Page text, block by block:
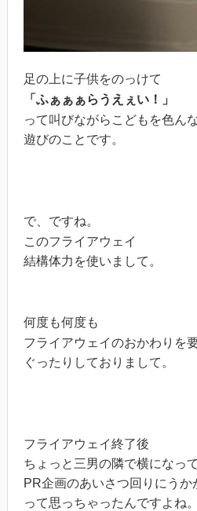
足の上に子供をのっけて
「ふぁぁぁらうえぇい！」
って叫びながらこどもを色ん
遊びのことです。
で、ですね。
このフライアウェイ
結構体力を使いまして。
何度も何度も
フライアウェイのおかわりを
ぐったりしておりまして。
フライアウェイ終了後
ちょっと三男の隣で横になっ
PR企画のあいさつ回りにうか
って思っちゃったんですよね。